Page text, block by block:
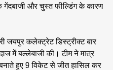
और चुस्त फील्डिंग के कारण
जयपुर कलेक्ट्रेट डिस्ट्रीक्ट बार
में बल्लेबाजी की। टीम ने मात्र
हुए 9 विकेट से जीत हासिल कर